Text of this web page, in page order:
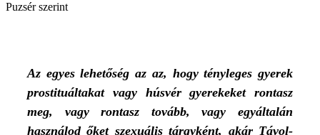
Puzsér szerint
Az egyes lehetőség az az, hogy tényleges gyerek
prostituáltakat vagy húsvér gyerekeket rontasz
meg, vagy rontasz tovább, vagy egyáltalán
használod őket szexuális tárgyként, akár Távol-